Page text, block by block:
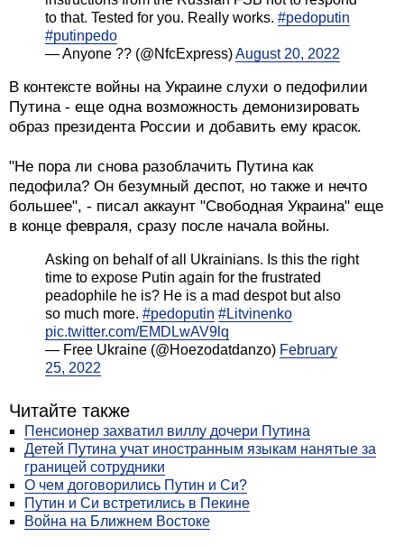
to that. Tested for you. Really works. #pedoputin
#putinpedo
— Anyone ?? (@NfcExpress)August 20, 2022
В контексте войны на Украине слухи о педофилии
Путина - еще одна возможность демонизировать
образ президента России и добавить ему красок.
"Не пора ли снова разоблачить Путина как
педофила? Он безумный деспот, но также и нечто
большее", - писал аккаунт "Свободная Украина" еще
в конце февраля, сразу после начала войны.
Asking on behalf of all Ukrainians. Is this the right
time to expose Putin again for the frustrated
peadophile he is? He is a mad despot but also
so much more. #pedoputin #Litvinenko
pic.twitter.com/EMDLwAV9lq
— Free Ukraine (@Hoezodatdanzo) February
25, 2022
Читайте также
Пенсионер захватил виллу дочери Путина
Детей Путина учат иностранным языкам нанятые за
границей сотрудники
О чем договорились Путин и Си?
Путин и Си встретились в Пекине
Война на Ближнем Востоке